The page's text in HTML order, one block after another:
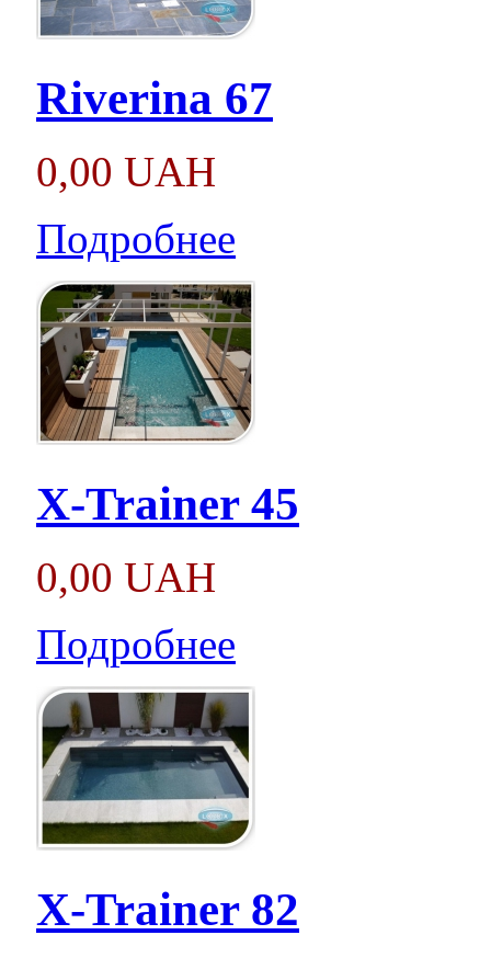
Riverina 67
0,00 UAH
Подробнее
X-Trainer 45
0,00 UAH
Подробнее
X-Trainer 82